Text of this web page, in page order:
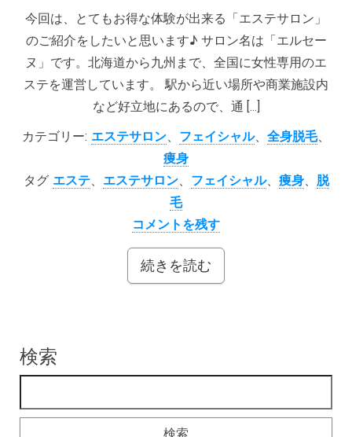
今回は、とてもお得な体験が出来る「エステサロン」
のご紹介をしたいと思います♪ サロン名は「エルセー
ヌ」です。北海道から九州まで、全国に女性専用のエ
ステを運営しています。 駅から近い場所や商業施設内
など好立地にあるので、通 […]
カテゴリー: エステサロン、 フェイシャル、 全身脱毛、
痩身
タグ エステ、 エステサロン、 フェイシャル、 痩身、 脱
毛
コメントを残す
続きを読む
検索